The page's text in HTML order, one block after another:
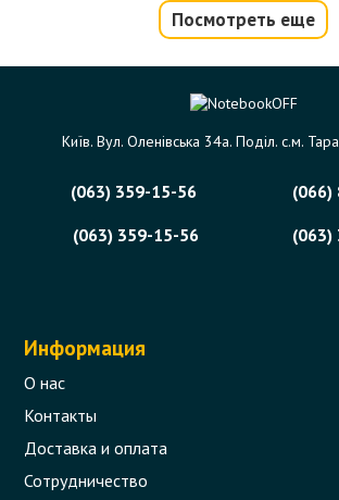
Посмотреть еще
Київ. Вул. Оленівська 34а. Поділ. с.м.
(063) 359-15-56
(066)
(063) 359-15-56
(063)
Информация
О нас
Контакты
Доставка и оплата
Сотрудничество